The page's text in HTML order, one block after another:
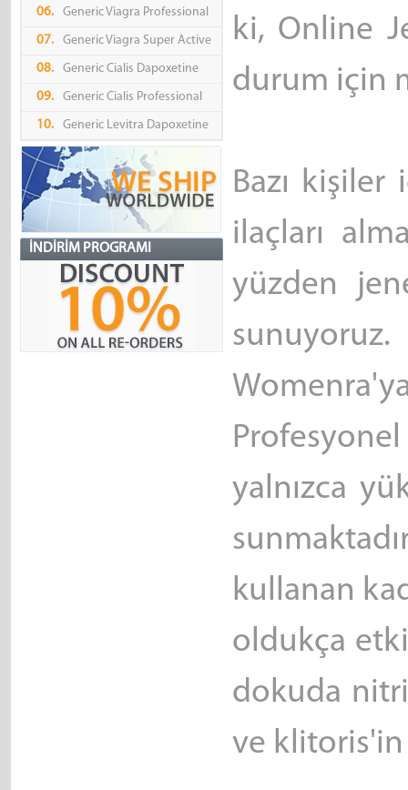
06.
Generic Viagra Professional
07. Generic Viagra Super Active
08. Generic Cialis Dapoxetine
09. Generic Cialis Professional
10. Generic Levitra Dapoxetine
İNDIRIM PROGRAMI
ki, Online
durum için
Bazı
ilaçları
yüzden
yalnızca
kullanan
oldukça
dokuda
ve klitoris'in